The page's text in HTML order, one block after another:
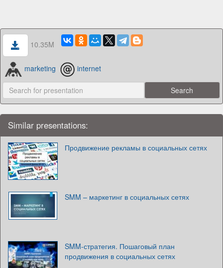
10.35M
marketing internet
Similar presentations:
Продвижение рекламы в социальных сетях
SMM – маркетинг в социальных сетях
SMM-стратегия. Пошаговый план
продвижения в социальных сетях